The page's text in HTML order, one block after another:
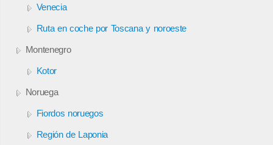
Venecia
Ruta en coche por Toscana y noroeste
Montenegro
Kotor
Noruega
Fiordos noruegos
Región de Laponia